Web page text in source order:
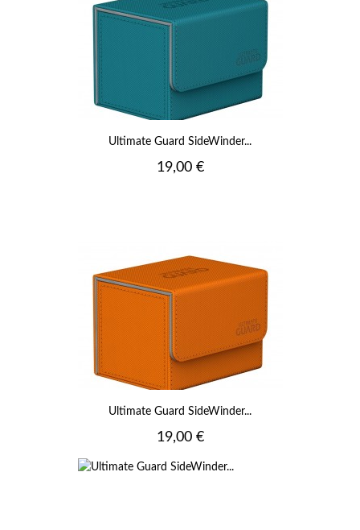
Ultimate Guard SideWinder...
Prix
19,00 €
Ultimate Guard SideWinder...
Prix
19,00 €